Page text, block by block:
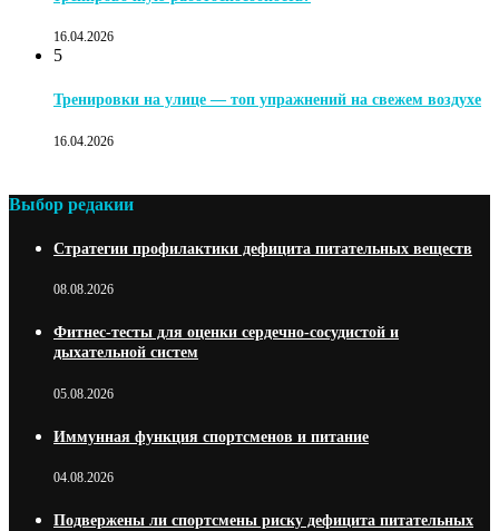
16.04.2026
5
Тренировки на улице — топ упражнений на свежем воздухе
16.04.2026
Выбор редакии
Стратегии профилактики дефицита питательных веществ
08.08.2026
Фитнес-тесты для оценки сердечно-сосудистой и
дыхательной систем
05.08.2026
Иммунная функция спортсменов и питание
04.08.2026
Подвержены ли спортсмены риску дефицита питательных